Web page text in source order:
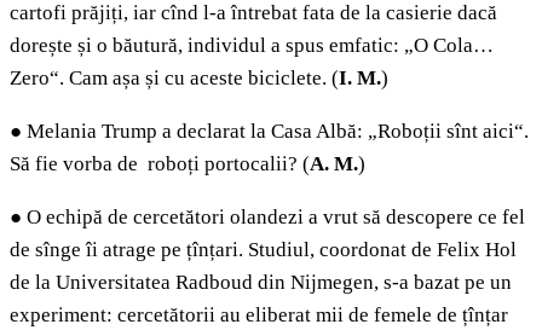
cartofi prăjiți, iar cînd l-a întrebat fata de la casierie dacă
dorește și o băutură, individul a spus emfatic: „O Cola…
Zero“. Cam așa și cu aceste biciclete. (I. M.)
● Melania Trump a declarat la Casa Albă: „Roboții sînt aici“.
Să fie vorba de roboți portocalii? (A. M.)
● O echipă de cercetători olandezi a vrut să descopere ce fel
de sînge îi atrage pe țînțari. Studiul, coordonat de Felix Hol
de la Universitatea Radboud din Nijmegen, s-a bazat pe un
experiment: cercetătorii au eliberat mii de femele de țînțar